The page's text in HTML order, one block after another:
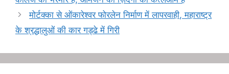
a
m
d
I
e
मोर्टक्का से ओंकारेश्वर फोरलेन निर्माण में लापरवाही, महाराष्ट्र
के श्रद्धालुओं की कार गड्ढे में गिरी